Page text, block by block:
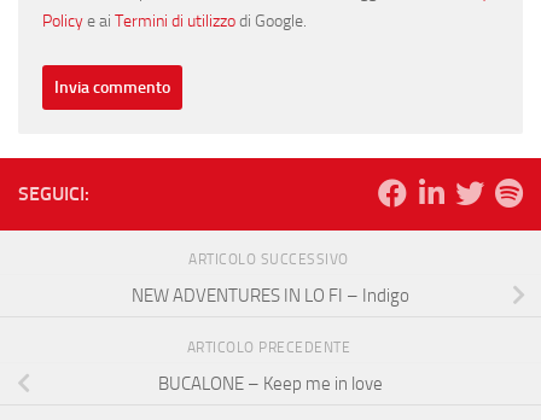
Policye ai Termini di utilizzodi Google.
SEGUICI:
ARTICOLO SUCCESSIVO
NEW ADVENTURES IN LO FI – Indigo
ARTICOLO PRECEDENTE
BUCALONE – Keep me in love